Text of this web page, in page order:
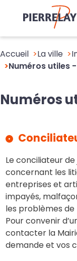
Accueil La ville
Numéros utiles
Numéros
Le conciliateur
concernant les
entreprises et
impayés,
les problèmes
Pour convenir
contacter la
demande et vos